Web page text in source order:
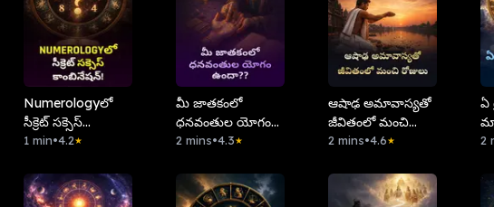
Numerologyలో
సీక్రెట్ సక్సెస్
కాంబినేషన్!
1 min•4.2★
మీ జాతకంలో
ధనవంతుల యోగం
ఉందా?
2 mins•4.3★
ఆషాఢ అమావాస్యతో
జీవితంలో మంచి
రోజులు
2 mins•4.6★
ఏ
2